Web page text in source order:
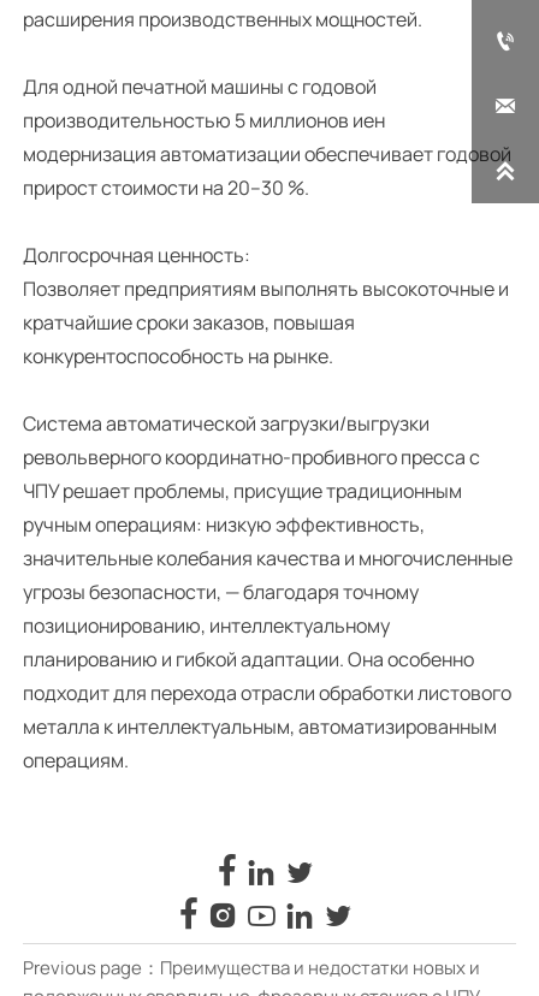
расширения производственных мощностей.
Для одной печатной машины с годовой
производительностью 5 миллионов иен
модернизация автоматизации обеспечивает годовой
прирост стоимости на 20–30 %.
Долгосрочная ценность:
Позволяет предприятиям выполнять высокоточные и
кратчайшие сроки заказов, повышая
конкурентоспособность на рынке.
Система автоматической загрузки/выгрузки
револьверного координатно-пробивного пресса с
ЧПУ решает проблемы, присущие традиционным
ручным операциям: низкую эффективность,
значительные колебания качества и многочисленные
угрозы безопасности, — благодаря точному
позиционированию, интеллектуальному
планированию и гибкой адаптации. Она особенно
подходит для перехода отрасли обработки листового
металла к интеллектуальным, автоматизированным
операциям.
  
    
Previous page： Преимущества и недостатки новых и


